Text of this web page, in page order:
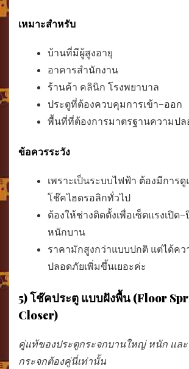
เหมาะสำหรับ
บ้านที่มีผู้สูงอายุ
อาคารสำนักงาน
ร้านค้า คลินิก โรงพยาบาล
ประตูที่ต้องควบคุมการเข้า–ออก
พื้นที่ที่ต้องการมาตรฐานความปล
ข้อควรระวัง
เพราะเป็นระบบไฟฟ้า ต้องมีการ
โช๊คไฮดรอลิกทั่วไป
ต้องให้ช่างติดตั้งเพื่อเซ็ตแรงเปิด
หนักบาน
ราคามักสูงกว่าแบบปกติ แต่ได้คว
ปลอดภัยเพิ่มขึ้นเยอะค่ะ
5) โช๊คประตู แบบฝังพื้น (Floor
Closer)
คู่แท้ของประตูกระจกบานใหญ่ หนัก แล
กระจกต้องคู่นี่เท่านั้น